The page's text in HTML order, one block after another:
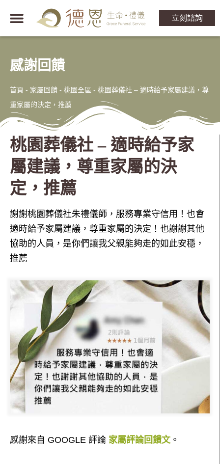
立刻諮詢
感謝回饋
首頁 - 家屬回饋 - 桃園全區 - 桃園葬儀社 – 適時給予家屬建議，尊
重家屬的決定，推薦
桃園葬儀社 – 適時給予家
屬建議，尊重家屬的決
定，推薦
謝謝桃園葬儀社朱禮儀師，服務專業守信用！也會
適時給予家屬建議，尊重家屬的決定！也謝謝其他
協助的人員，是你們讓我父親能夠走的如此安穩，
推薦
感謝來自 GOOGLE 評論 家屬評論回饋文。